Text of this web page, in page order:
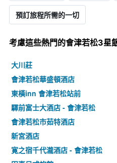
預訂旅程所需的一切
考慮這些熱門的會津若松3星​
大川莊
會津若松華盛頓酒店
東橫inn 會津若松站前
驛前富士大酒店 - 會津若松
會津若松市茹特酒店
新宮酒店
寛之宿千代瀧酒店 - 會津若松